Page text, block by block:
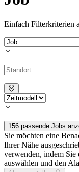
Einfach Filterkriterien
156 passende Jobs
Sie möchten eine
Ihrer Nähe
verwenden, indem
auswählen und den